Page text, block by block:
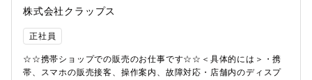
株式会社クラップス
正社員
☆☆携帯ショップでの販売のお仕事です☆☆＜具体的には＞・携
帯、スマホの販売接客、操作案内、故障対応・店舗内のディスプ